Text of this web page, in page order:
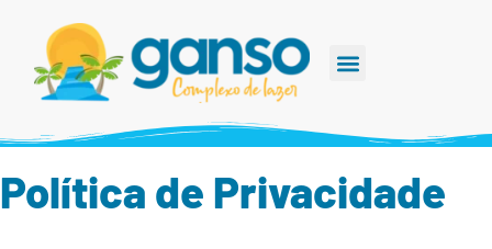
Política de Privacidade